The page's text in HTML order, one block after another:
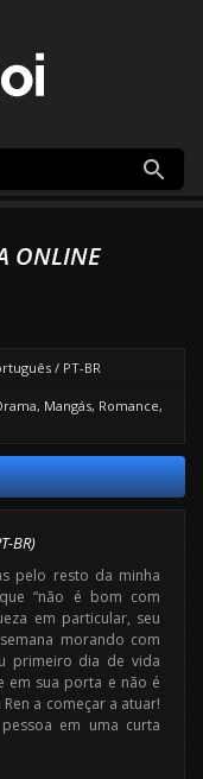
ONLINE
/ PT-BR
, Mangás, Romance,
BR)
pelo resto da minha
“não é bom com
em particular, seu
morando com
primeiro dia de vida
em sua porta e não é
a começar a atuar!
em uma curta